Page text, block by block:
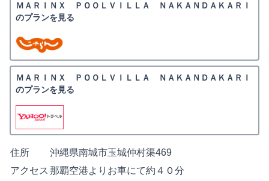
ＭＡＲＩＮＸ ＰＯＯＬＶＩＬＬＡ ＮＡＫＡＮＤＡＫＡＲＩ
のプランを見る
ＭＡＲＩＮＸ ＰＯＯＬＶＩＬＬＡ ＮＡＫＡＮＤＡＫＡＲＩ
のプランを見る
住所
沖縄県南城市玉城仲村渠469
アクセス 那覇空港よりお車にて約４０分